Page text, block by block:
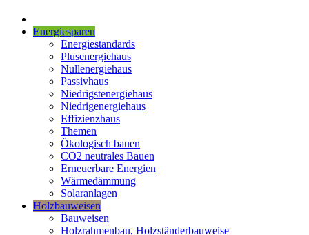
Energiesparen
Energiestandards
Plusenergiehaus
Nullenergiehaus
Passivhaus
Niedrigstenergiehaus
Niedrigenergiehaus
Effizienzhaus
Themen
Ökologisch bauen
CO2 neutrales Bauen
Erneuerbare Energien
Wärmedämmung
Solaranlagen
Holzbauweisen
Bauweisen
Holzrahmenbau, Holzständerbauweise